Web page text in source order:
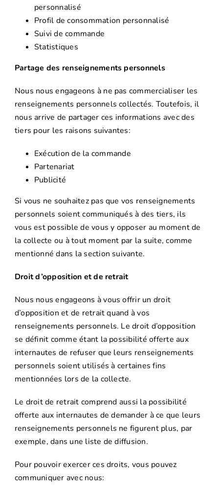
personnalisé
Profil de consommation personnalisé
Suivi de commande
Statistiques
Partage des renseignements personnels
Nous nous engageons à ne pas commercialiser les
renseignements personnels collectés. Toutefois, il
nous arrive de partager ces informations avec des
tiers pour les raisons suivantes:
Exécution de la commande
Partenariat
Publicité
Si vous ne souhaitez pas que vos renseignements
personnels soient communiqués à des tiers, ils
vous est possible de vous y opposer au moment de
la collecte ou à tout moment par la suite, comme
mentionné dans la section suivante.
Droit d’opposition et de retrait
Nous nous engageons à vous offrir un droit
d’opposition et de retrait quand à vos
renseignements personnels. Le droit d’opposition
se définit comme étant la possibilité offerte aux
internautes de refuser que leurs renseignements
personnels soient utilisés à certaines fins
mentionnées lors de la collecte.
Le droit de retrait comprend aussi la possibilité
offerte aux internautes de demander à ce que leurs
renseignements personnels ne figurent plus, par
exemple, dans une liste de diffusion.
Pour pouvoir exercer ces droits, vous pouvez
communiquer avec nous: